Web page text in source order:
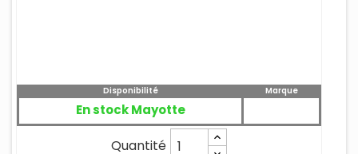
Disponibilité
En stock Mayotte
Marque
Quantité